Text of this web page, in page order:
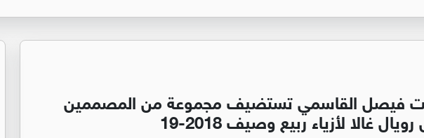
فيصل القاسمي تستضيف مجموعة من المصممين
غالا لأزياء ربيع وصيف 2018-19